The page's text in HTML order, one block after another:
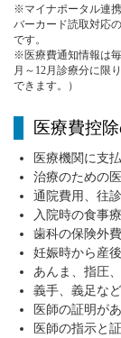
※マイナポータル連
バーカード読取対応
です。
※医療費通知情報は
月～12月診療分に限
できます。）
医療費控
医療機関に支
治療のための
通院費用、往
入院時の食事
歯科の保険外
妊娠時から産
あんま、指圧
義手、義足な
医師の証明が
医師の指示と